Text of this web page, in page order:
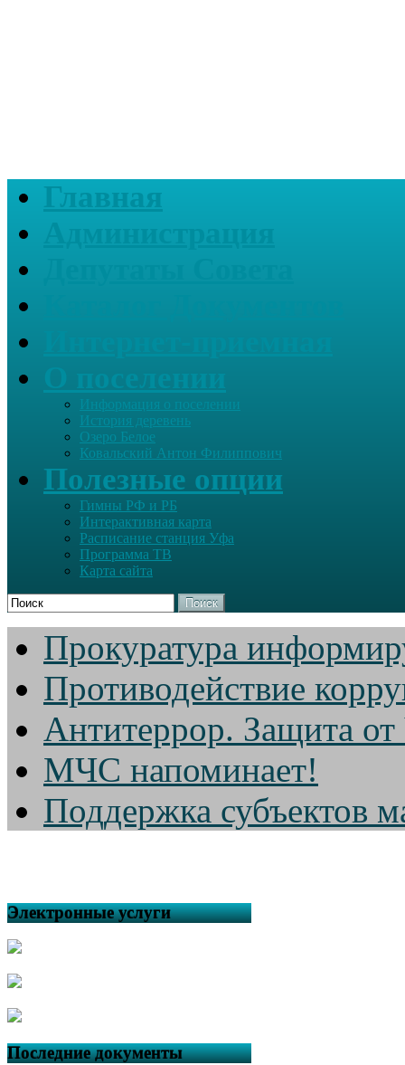
Главная
Информация о поселении
История деревень
Озеро Белое
Ковальский Антон Филиппович
Полезные опции
Гимны РФ и РБ
Интерактивная карта
Расписание станция Уфа
Программа ТВ
Карта сайта
Поиск
Прокуратура
Противодействие
Антитеррор. Защита
МЧС напоминает!
Поддержка субъектов
Электронные услуги
Последние документы